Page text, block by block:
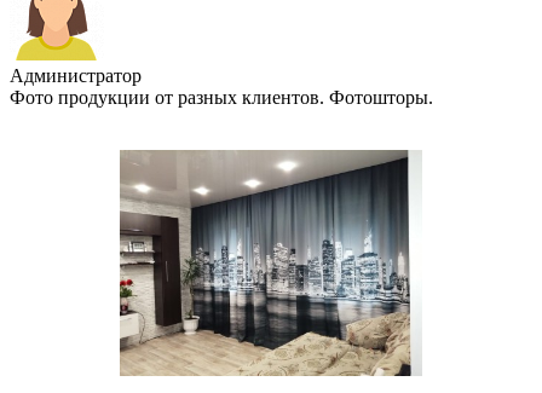
Администратор
Фото продукции от разных клиентов. Фотошторы.